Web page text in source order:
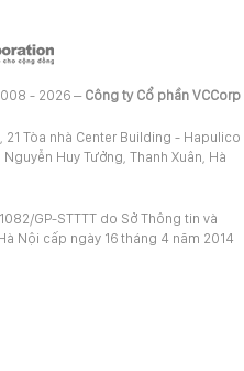
- 2026 –Công ty Cổ phần VCCorp
21 Tòa nhà Center Building - Hapulico
Nguyễn Huy Tưởng, Thanh Xuân, Hà
GP-STTTT do Sở Thông tin và
Nội cấp ngày 16 tháng 4 năm 2014